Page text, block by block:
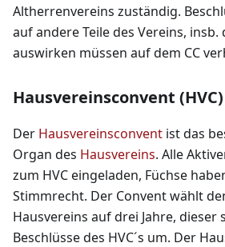
Altherrenvereins zuständig.
auf andere Teile des Vereins, insb.
auswirken müssen auf dem CC
Hausvereinsconvent (HVC)
Der Hausvereinsconvent ist das
Organ des Hausvereins. Alle
zum HVC eingeladen, Füchse
Stimmrecht. Der Convent wählt
Hausvereins auf drei Jahre, dieser
Beschlüsse des HVC´s um. Der